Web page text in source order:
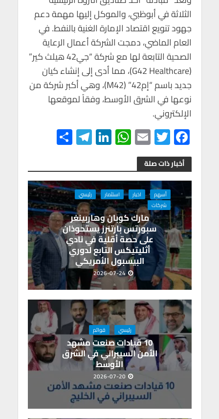
الثلاثة في أبوظبي، والموكل إليها مهمة دعم
جهود تنويع اقتصاد الإمارة الغنية بالنفط. في
العام الماضي، دمجت الشركة أعمال الرعاية
الصحية التابعة لها مع شركة “جي42 هيلث كير”
(G42 Healthcare)، مما أدى إلى إنشاء كيان
جديد باسم “إم42” (M42)، وهي أكبر شركة من
نوعها في الشرق الأوسط، وفقاً لموقعها
الإلكتروني.
F
ac
e
b
o
o
k
T
wi
tt
er
E
m
ail
W
h
at
s
A
p
p
Li
n
ke
dI
n
Te
le
gr
a
m
ar
e
أخبار ذات صلة
أسهم اخبار استثمار
رئيسي
شركات
مارك كوبان وهاربينغر
سبورتس بارتنرز يستحوذان
على حصة أقلية في نادي
أثليتيكس التابع لدوري
البيسبول الأمريكي
2026-07-24
رئيسي قوائم
10 قيادات صنعت مشهد
الأمن السيبراني في الشرق
الأوسط
2026-07-20